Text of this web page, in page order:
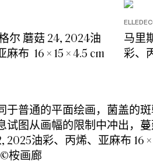
尔 蘑菇 24, 2024油
布 16 × 15 × 4.5 cm
马里
彩、
于普通的平面绘画，菌盖的
试图从画幅的限制中冲出，
2025油彩、丙烯、亚麻布 16 ×
桉画廊